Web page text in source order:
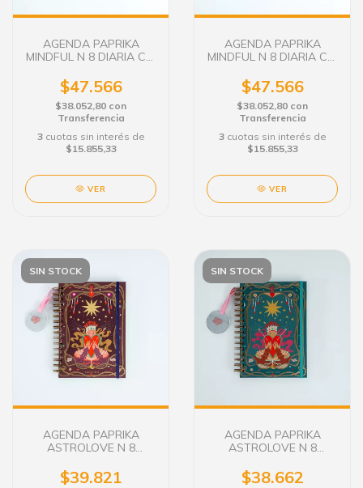
AGENDA PAPRIKA
MINDFUL N 8 DIARIA C/E
YANG
$47.566
$38.052,80 con
Transferencia
3 cuotas sin interés de
$15.855,33
VER
AGENDA PAPRIKA
MINDFUL N 8 DIARIA C/E
$47.566
$38.052,80 con
Transferencia
3 cuotas sin interés de
$15.855,33
VER
SIN STOCK
AGENDA PAPRIKA
ASTROLOVE N 8
$39.821
SIN STOCK
AGENDA PAPRIKA
ASTROLOVE N 8
$38.662